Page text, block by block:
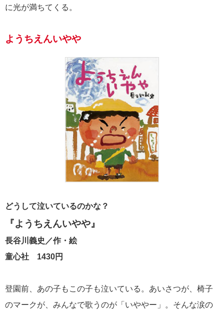
に光が満ちてくる。
ようちえんいやや
どうして泣いているのかな？
『ようちえんいやや』
長谷川義史／作・絵
童心社 1430円
登園前、あの子もこの子も泣いている。あいさつが、椅子
のマークが、みんなで歌うのが「いややー」。そんな涙の